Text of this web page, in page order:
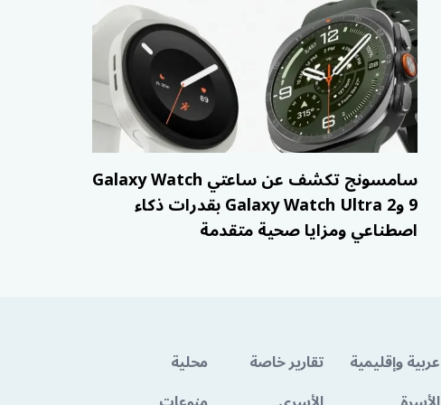
سامسونج تكشف عن ساعتي Galaxy Watch
9 وGalaxy Watch Ultra 2 بقدرات ذكاء
اصطناعي ومزايا صحية متقدمة
عربية وإقليمية تقارير خاصة
محلية